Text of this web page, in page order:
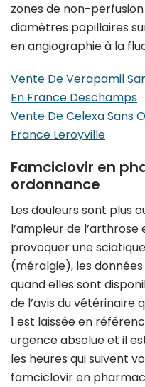
zones de non-perfusion
diamètres papillaires
en angiographie à la
Vente De Verapamil
En France Deschamps
Vente De Celexa Sans
France Leroyville
Famciclovir en
ordonnance
Les douleurs sont plus
l’ampleur de
provoquer une
(méralgie), les
quand elles sont
de l’avis du vétérinaire
1 est laissée en
urgence absolue et il
les heures qui suivent
famciclovir en